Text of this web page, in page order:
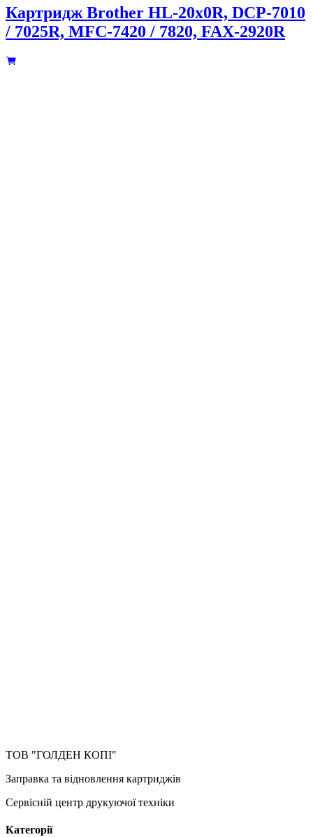
Картридж Brother HL-20x0R, DCP-7010
/ 7025R, MFC-7420 / 7820, FAX-2920R
ТОВ "ГОЛДЕН КОПІ"
Заправка та відновлення картриджів
Сервісній центр друкуючої техніки
Категорії